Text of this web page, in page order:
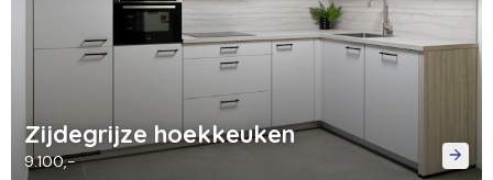
Zijdegrijze hoekkeuken
9.100,-